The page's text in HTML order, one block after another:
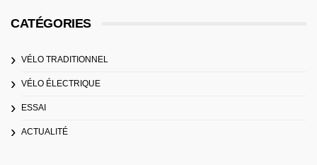
CATÉGORIES
VÉLO TRADITIONNEL
VÉLO ÉLECTRIQUE
ESSAI
ACTUALITÉ